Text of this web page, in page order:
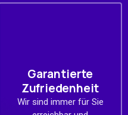
Garantierte
Zufriedenheit
Wir sind immer für Sie